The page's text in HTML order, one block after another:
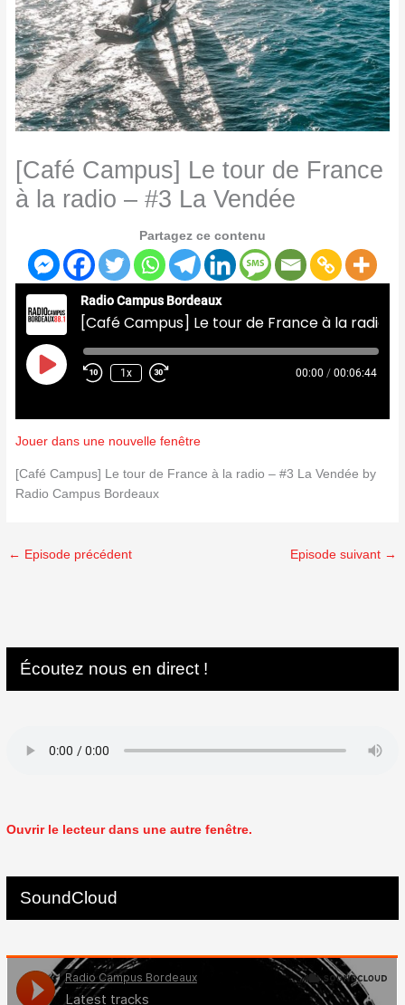
[Café Campus] Le tour de France
à la radio – #3 La Vendée
Partagez ce contenu
Radio Campus Bordeaux
Play
Episode
1x 00:00 / 00:06:44
Jouer dans une nouvelle fenêtre
[Café Campus] Le tour de France à la radio – #3 La Vendée by
Radio Campus Bordeaux
← Episode précédent Episode suivant →
Écoutez nous en direct !
Ouvrir le lecteur dans une autre fenêtre.
SoundCloud